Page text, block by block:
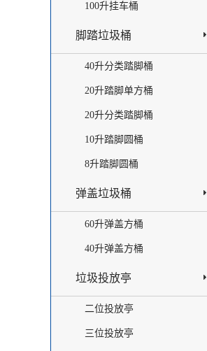
100升挂车桶
脚踏垃圾桶
40升分类踏脚桶
20升踏脚单方桶
20升分类踏脚桶
10升踏脚圆桶
8升踏脚圆桶
弹盖垃圾桶
60升弹盖方桶
40升弹盖方桶
垃圾投放亭
二位投放亭
三位投放亭